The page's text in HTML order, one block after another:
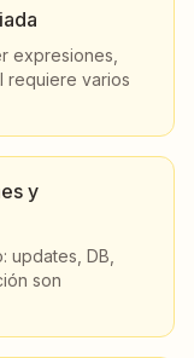
expresiones,
requiere varios
y
updates, DB,
son